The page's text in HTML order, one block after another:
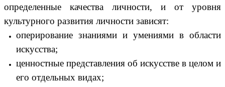
определенные качества личности, и от уровня
культурного развития личности зависят:
оперирование знаниями и умениями в области
искусства;
ценностные представления об искусстве в целом и
его отдельных видах;